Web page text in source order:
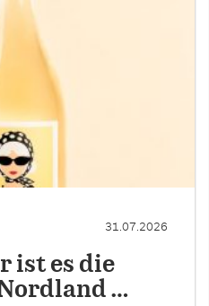
31.07.2026
ist es die
…